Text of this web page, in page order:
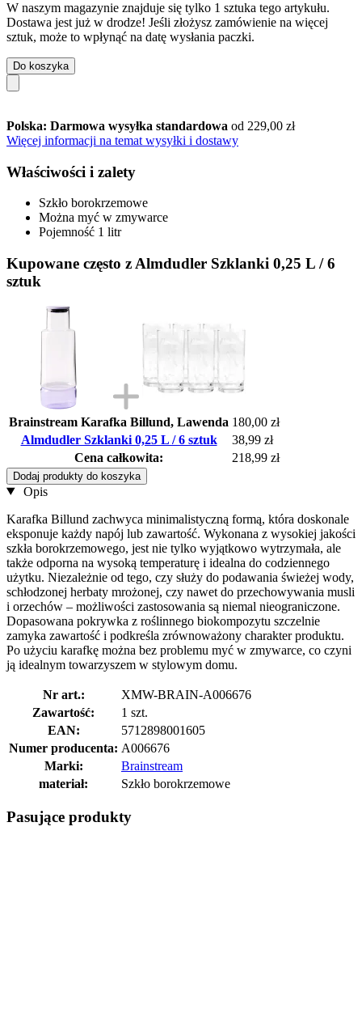
W naszym magazynie znajduje się tylko 1 sztuka tego artykułu.
Dostawa jest już w drodze! Jeśli złożysz zamówienie na więcej
sztuk, może to wpłynąć na datę wysłania paczki.
Do koszyka
Polska: Darmowa wysyłka standardowa od 229,00 zł
Więcej informacji na temat wysyłki i dostawy
Właściwości i zalety
Szkło borokrzemowe
Można myć w zmywarce
Pojemność 1 litr
Kupowane często z Almdudler Szklanki 0,25 L / 6
sztuk
Brainstream Karafka Billund, Lawenda 180,00 zł
Almdudler Szklanki 0,25 L / 6 sztuk
38,99 zł
Cena całkowita:
218,99 zł
Dodaj produkty do koszyka
Opis
Karafka Billund zachwyca minimalistyczną formą, która doskonale
eksponuje każdy napój lub zawartość. Wykonana z wysokiej jakości
szkła borokrzemowego, jest nie tylko wyjątkowo wytrzymała, ale
także odporna na wysoką temperaturę i idealna do codziennego
użytku. Niezależnie od tego, czy służy do podawania świeżej wody,
schłodzonej herbaty mrożonej, czy nawet do przechowywania musli
i orzechów – możliwości zastosowania są niemal nieograniczone.
Dopasowana pokrywka z roślinnego biokompozytu szczelnie
zamyka zawartość i podkreśla zrównoważony charakter produktu.
Po użyciu karafkę można bez problemu myć w zmywarce, co czyni
ją idealnym towarzyszem w stylowym domu.
Nr art.:
XMW-BRAIN-A006676
Zawartość:
1 szt.
EAN:
5712898001605
Numer producenta: A006676
Marki:
Brainstream
materiał:
Szkło borokrzemowe
Pasujące produkty